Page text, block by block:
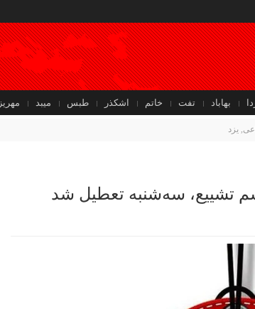
بهاباد تفت خاتم اشکذر طبس میبد مهریز
, یزد
تشییع، سه‌شنبه تعطیل شد